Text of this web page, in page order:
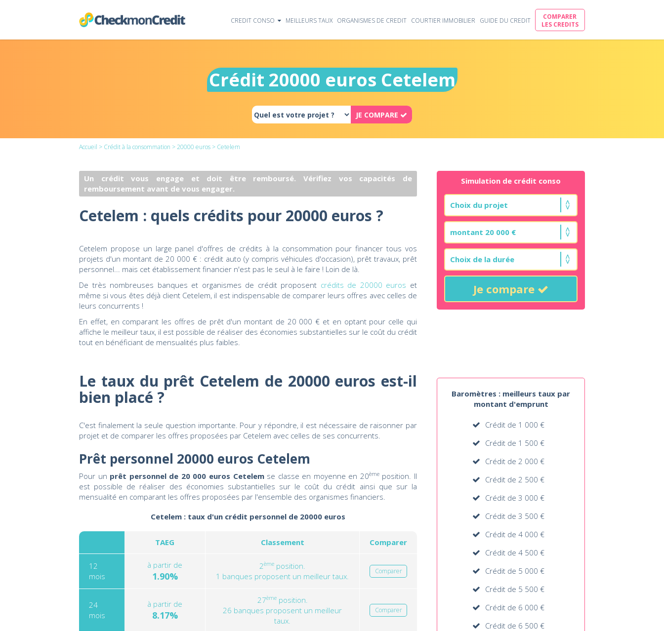
CREDIT CONSO MEILLEURS TAUX ORGANISMES DE CREDIT COURTIER IMMOBILIER GUIDE DU CREDIT
COMPARER
LES CREDITS
Crédit 20000 euros Cetelem
JE COMPARE
Accueil > Crédit à la consommation >20000 euros > Cetelem
Un crédit vous engage et doit être remboursé. Vérifiez vos capacités de
remboursement avant de vous engager.
Cetelem : quels crédits pour 20000 euros ?
Cetelem propose un large panel d'offres de crédits à la consommation pour financer tous vos
projets d'un montant de 20 000 € : crédit auto (y compris véhicules d'occasion), prêt travaux, prêt
personnel... mais cet établissement financier n'est pas le seul à le faire ! Loin de là.
De très nombreuses banques et organismes de crédit proposent crédits de 20000 euros et
même si vous êtes déjà client Cetelem, il est indispensable de comparer leurs offres avec celles de
leurs concurrents !
En effet, en comparant les offres de prêt d'un montant de 20 000 € et en optant pour celle qui
affiche le meilleur taux, il est possible de réaliser des économies substantielles sur le coût du crédit
tout en bénéficiant de mensualités plus faibles.
Simulation de crédit conso
Je compare
Le taux du prêt Cetelem de 20000 euros est-il
bien placé ?
C'est finalement la seule question importante. Pour y répondre, il est nécessaire de raisonner par
projet et de comparer les offres proposées par Cetelem avec celles de ses concurrents.
Prêt personnel 20000 euros Cetelem
Pour un prêt personnel de 20 000 euros Cetelemse classe en moyenne en 20èmeposition. Il
est possible de réaliser des économies substantielles sur le coût du crédit ainsi que sur la
mensualité en comparant les offres proposées par l'ensemble des organismes financiers.
Cetelem : taux d'un crédit personnel de 20000 euros
TAEG Classement Comparer
12
mois
à partir de
1.90%
2ème position.
1 banques proposent un meilleur taux.
Comparer
24
mois
à partir de
8.17%
27èmeposition.
26 banques proposent un meilleur
taux.
Comparer
Baromètres : meilleurs taux par
montant d'emprunt
Crédit de 1 000 €
Crédit de 1 500 €
Crédit de 2 000 €
Crédit de 2 500 €
Crédit de 3 000 €
Crédit de 3 500 €
Crédit de 4 000 €
Crédit de 4 500 €
Crédit de 5 000 €
Crédit de 5 500 €
Crédit de 6 000 €
Crédit de 6 500 €